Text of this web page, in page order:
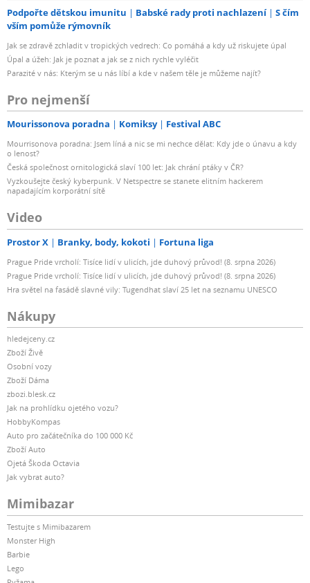
Podpořte dětskou imunitu Babské rady proti nachlazení
S čím
vším pomůže rýmovník
Jak se zdravě zchladit v tropických vedrech: Co pomáhá a kdy už riskujete úpal
Úpal a úžeh: Jak je poznat a jak se z nich rychle vyléčit
Parazité v nás: Kterým se u nás líbí a kde v našem těle je můžeme najít?
Pro nejmenší
Mourissonova poradna Komiksy Festival ABC
Mourrisonova poradna: Jsem líná a nic se mi nechce dělat: Kdy jde o únavu a kdy
o lenost?
Česká společnost ornitologická slaví 100 let: Jak chrání ptáky v ČR?
Vyzkoušejte český kyberpunk. V Netspectre se stanete elitním hackerem
napadajícím korporátní sítě
Video
Prostor X Branky, body, kokoti Fortuna liga
Prague Pride vrcholí: Tisíce lidí v ulicích, jde duhový průvod! (8. srpna 2026)
Prague Pride vrcholí: Tisíce lidí v ulicích, jde duhový průvod! (8. srpna 2026)
Hra světel na fasádě slavné vily: Tugendhat slaví 25 let na seznamu UNESCO
Nákupy
hledejceny.cz
Zboží Živě
Osobní vozy
Zboží Dáma
zbozi.blesk.cz
Jak na prohlídku ojetého vozu?
HobbyKompas
Auto pro začátečníka do 100 000 Kč
Zboží Auto
Ojetá Škoda Octavia
Jak vybrat auto?
Mimibazar
Testujte s Mimibazarem
Monster High
Barbie
Lego